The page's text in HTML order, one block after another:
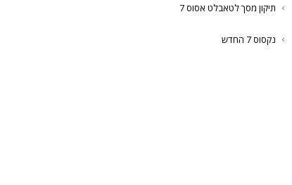
תיקון מסך לטאבלט אסוס 7
נקסוס 7 החדש